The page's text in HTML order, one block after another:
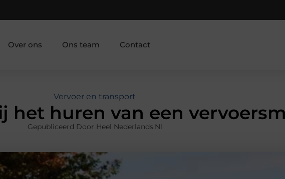
Over ons Ons team Contact
Vervoer en transport
het huren van een
Gepubliceerd Door Heel Nederlands.nl